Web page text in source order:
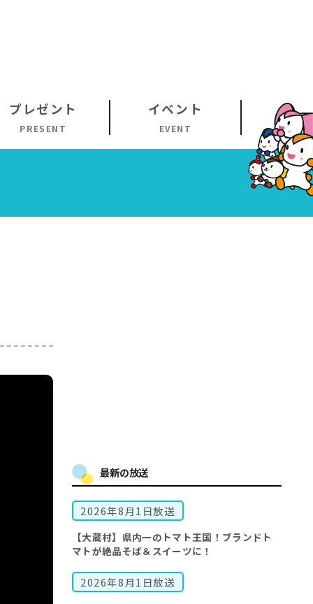
プレゼント
PRESENT
イベント
EVENT
最新の放送
2026年8月1日放送
【大蔵村】県内一のトマト王国！ブランドト
マトが絶品そば＆スイーツに！
2026年8月1日放送